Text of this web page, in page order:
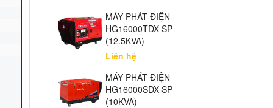
MÁY PHÁT ĐIỆN
HG16000TDX SP
(12.5KVA)
Liên hệ
MÁY PHÁT ĐIỆN
HG16000SDX SP
(10KVA)